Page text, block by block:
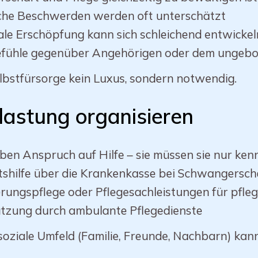
Beschwerden werden oft unterschätzt
Erschöpfung kann sich schleichend
gegenüber Angehörigen oder dem
kein Luxus, sondern notwendig.
organisieren
Anspruch auf Hilfe – sie müssen sie nur
über die Krankenkasse bei
oder Pflegesachleistungen für
durch ambulante Pflegedienste
Umfeld (Familie, Freunde, Nachbarn)